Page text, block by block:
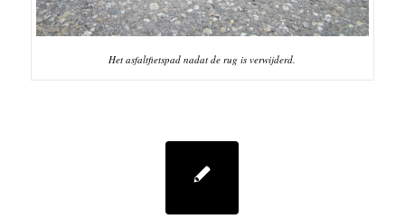
Het asfaltfietspad nadat de rug is verwijderd.